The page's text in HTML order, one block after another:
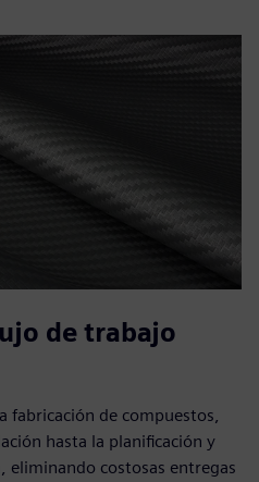
de trabajo
fabricación de compuestos,
hasta la planificación y
eliminando costosas entregas